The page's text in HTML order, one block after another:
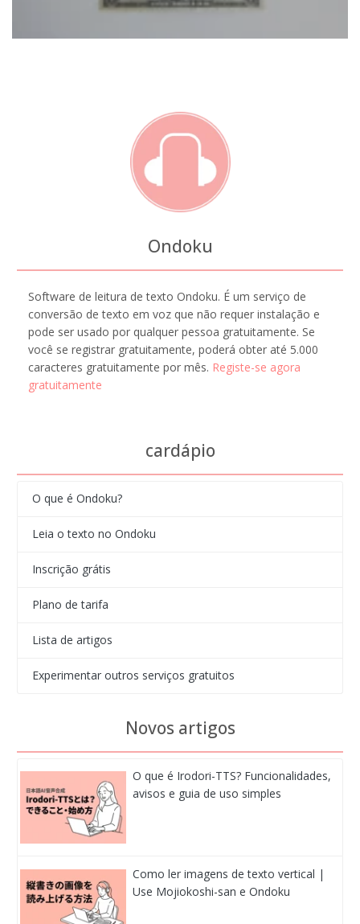
Ondoku
Software de leitura de texto Ondoku. É um serviço de
conversão de texto em voz que não requer instalação e
pode ser usado por qualquer pessoa gratuitamente. Se
você se registrar gratuitamente, poderá obter até 5.000
caracteres gratuitamente por mês. Registe-se agora
gratuitamente
cardápio
O que é Ondoku?
Leia o texto no Ondoku
Inscrição grátis
Plano de tarifa
Lista de artigos
Experimentar outros serviços gratuitos
Novos artigos
O que é Irodori-TTS? Funcionalidades,
avisos e guia de uso simples
Como ler imagens de texto vertical |
Use Mojiokoshi-san e Ondoku